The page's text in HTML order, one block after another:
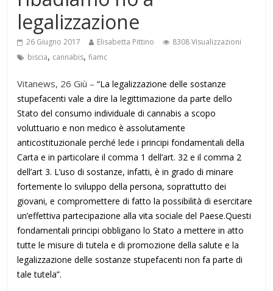
legalizzazione
26 Giugno 2017 Elisabetta Pittino
8308 Visualizzazioni
biscia, cannabis,fiamc
Vitanews, 26 Giù –“La legalizzazione delle sostanze
stupefacenti vale a dire la legittimazione da parte dello
Stato del consumo individuale di cannabis a scopo
voluttuario e non medico è assolutamente
anticostituzionale perché lede i principi fondamentali della
Carta e in particolare il comma 1 dell’art. 32 e il comma 2
dell’art 3. L’uso di sostanze, infatti, è in grado di minare
fortemente lo sviluppo della persona, soprattutto dei
giovani, e compromettere di fatto la possibilità di esercitare
un’effettiva partecipazione alla vita sociale del Paese.Questi
fondamentali principi obbligano lo Stato a mettere in atto
tutte le misure di tutela e di promozione della salute e la
legalizzazione delle sostanze stupefacenti non fa parte di
tale tutela”.